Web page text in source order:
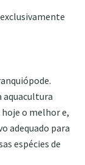
aquacultura
o melhor e,
adequado para
espécies de